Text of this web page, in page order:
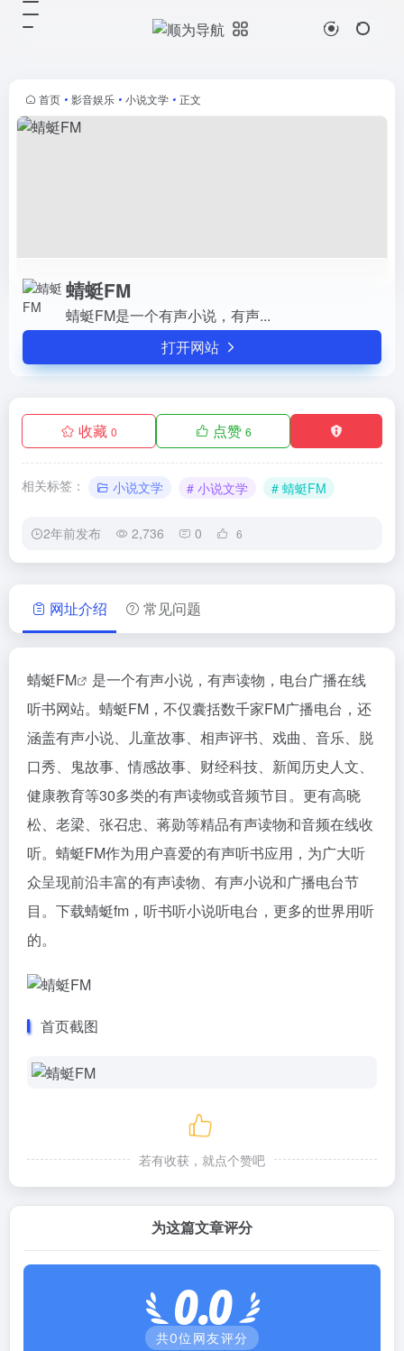
首页 • 影音娱乐 • 小说文学 • 正文
蜻蜓FM
蜻蜓FM是一个有声小说，有声...
打开网站
收藏 0 点赞 6
相关标签： 小说文学 # 小说文学 # 蜻蜓FM
2年前发布 2,736 0 6
网址介绍 常见问题
蜻蜓FM
是一个有声小说，有声读物，电台广播在线
听书网站。蜻蜓FM，不仅囊括数千家FM广播电台，还
涵盖有声小说、儿童故事、相声评书、戏曲、音乐、脱
口秀、鬼故事、情感故事、财经科技、新闻历史人文、
健康教育等30多类的有声读物或音频节目。更有高晓
松、老梁、张召忠、蒋勋等精品有声读物和音频在线收
听。蜻蜓FM作为用户喜爱的有声听书应用，为广大听
众呈现前沿丰富的有声读物、有声小说和广播电台节
目。下载蜻蜓fm，听书听小说听电台，更多的世界用听
的。
首页截图
若有收获，就点个赞吧
为这篇文章评分
0.0
共0位网友评分